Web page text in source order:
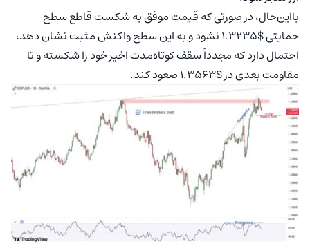
بااین‌حال، در صورتی که قیمت موفق به شکست قاطع سطح
حمایتی $1.3235 نشود و به این سطح واکنش مثبت نشان دهد،
احتمال دارد که مجدداً سقف کوتاه‌مدت اخیر خود را شکسته و تا
مقاومت بعدی در $1.3563 صعود کند.